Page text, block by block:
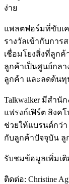
ง่าย
แพลตฟอร์มที่ขับเ
รางวัลเข้ากับกา
เชื่อมโยงสิ่งที่ลูก
ลูกค้าเป็นศูนย์กลา
ลูกค้า และลดต้น
Talkwalker มีสำนั
แฟรงก์เฟิร์ต สิงค
ช่วยให้แบรนด์กว่า
กับลูกค้าปัจจุบัน ลู
รับชมข้อมูลเพิ่มเติ
ติดต่อ: Christine